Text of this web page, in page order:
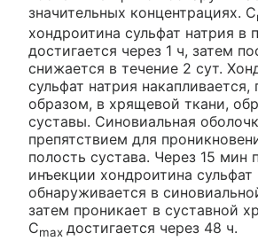
значительных концентрациях. C
хондроитина сульфат натрия в
достигается через 1 ч, затем
снижается в течение 2 сут.
сульфат натрия накапливается,
образом, в хрящевой ткани,
суставы. Синовиальная
препятствием для
полость сустава. Через 15 мин
инъекции хондроитина сульфат
обнаруживается в
затем проникает в суставной
Cmax достигается через 48 ч.